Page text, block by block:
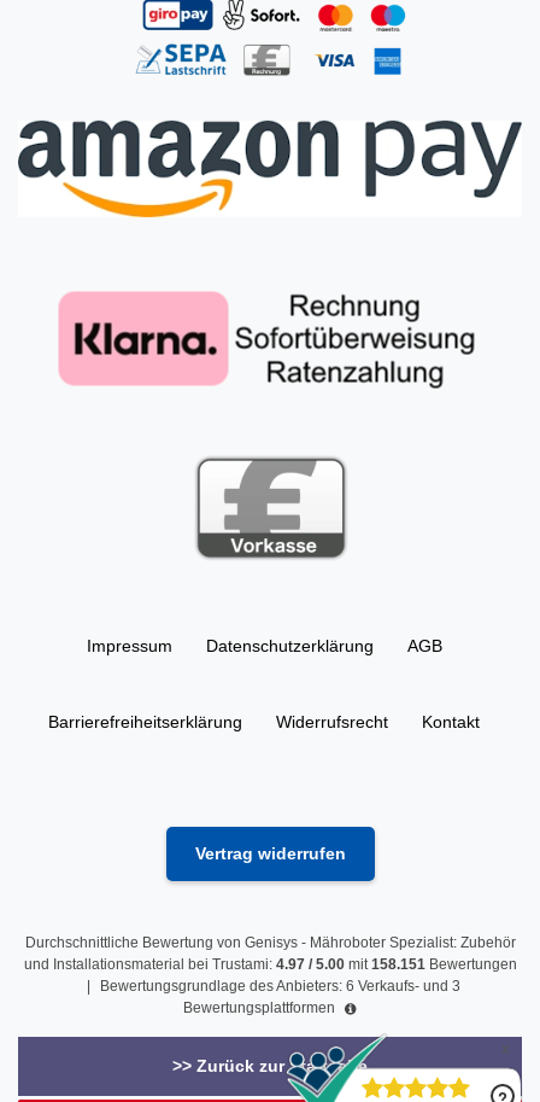
Impressum Daten­schutz­erklärung AGB
Barrierefreiheitserklärung Widerrufs­recht Kontakt
Vertrag widerrufen
Durchschnittliche Bewertung von Genisys - Mähroboter Spezialist: Zubehör
und Installationsmaterial bei Trustami: 4.97/ 5.00mit 158.151 Bewertungen
|
Bewertungsgrundlage des Anbieters: 6 Verkaufs- und 3
Bewertungsplattformen
>> Zurück zur Startseite